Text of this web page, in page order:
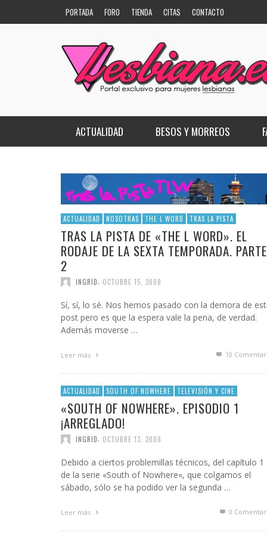
PORTADA FORO TIENDA CITAS CONTACTO
ACTUALIDAD
ESCÚCHALEZ
GIRLIE CIRCUIT
LA LESBIFOTO
GOSSIP GAYRRRLS
EL
BESOS Y MORREOS
SUPERHEROÍNAS QUEER EN EL UNIVERSO
MARVEL
AMALIA BAÑOS , OCTUBRE 24, 2018
COTILLEO
KATE MOENNIG AL DESNUDO
LAS MIL CARAS DE…
TERMINOLOGÍA LÉSBICA QUE DEBES CONOCER
AMALIA BAÑOS, SEPTIEMBRE 7, 2025
EL ARTE DE COMPARTIR PLAYLIST CUANDO TE
GUSTA ALGUIEN
AMALIA BAÑOS , MAYO 25, 2026
LOS MEJORES LIBROS LGTBIQ+ PARA LEER EN
LA PLAYA
AMALIA BAÑOS , JULIO 22, 2026
3 WAY
ANYONE BUT ME
APPLES
BH 90210
BUSCANDO A SIMONE
CHICA BUSCA CHICA
CORTOS
DE CHICA EN CHICA
ENGÁNCHATE A…
ENSERIADA!
EVDG
FAR OUT
GIMME SUGAR
ACTUALIDAD NOSOTRAS THE L WORD TRAS LA PISTA
TRAS LA PISTA DE «THE L WORD». EL
RODAJE DE LA SEXTA TEMPORADA. PARTE
2
INGRID, OCTUBRE 15, 2008
Sí, sí, lo sé. Nos hemos pasado con la demora de
post pero es que la espera vale la pena, de verdad.
Además moverse …
Leer más 10
ACTUALIDAD SOUTH OF NOWHERE TELEVISIÓN Y CINE
«SOUTH OF NOWHERE». EPISODIO 1
¡ARREGLADO!
INGRID OCTUBRE 13, 2008
Debido a ciertos problemillas técnicos, del capítulo 1
de la serie «South of Nowhere«, que colgamos el
sábado, sólo se ha podido ver la segunda …
Leer más 0